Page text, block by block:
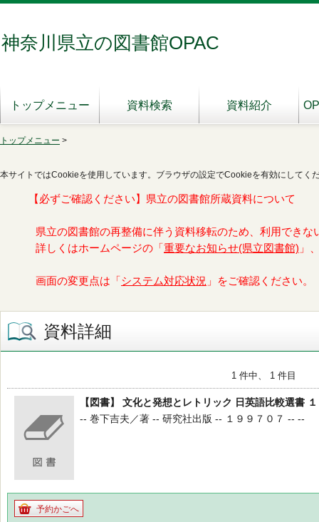
神奈川県立の図書館OPAC
トップメニュー 資料検索 資料紹介
トップメニュー >
本サイトではCookieを使用しています。ブラウザの設定でCookieを有効にしてく
【必ずご確認ください】県立の図書館所蔵資料について
県立の図書館の再整備に伴う資料移転のため、利用できな
詳しくはホームページの「 重要なお知らせ(県立図書館) 」
画面の変更点は「 システム対応状況 」をご確認ください。
資料詳細
1 件中、 1 件目
【図書】 文化と発想とレトリック 日英語比較選書 １
-- 巻下吉夫／著 -- 研究社出版 -- １９９７０７ -- --
予約かごへ